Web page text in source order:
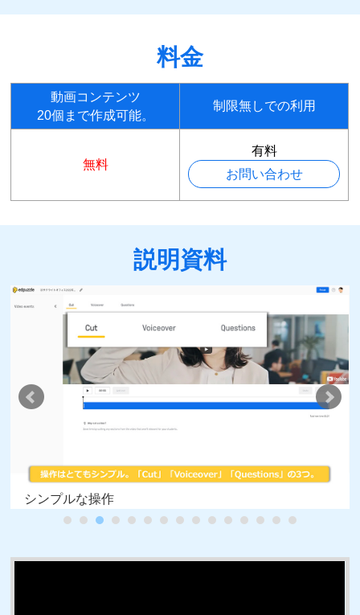
料金
動画コンテンツ
20個まで作成可能。
制限無しでの利用
無料
有料
お問い合わせ
説明資料
シンプルな操作